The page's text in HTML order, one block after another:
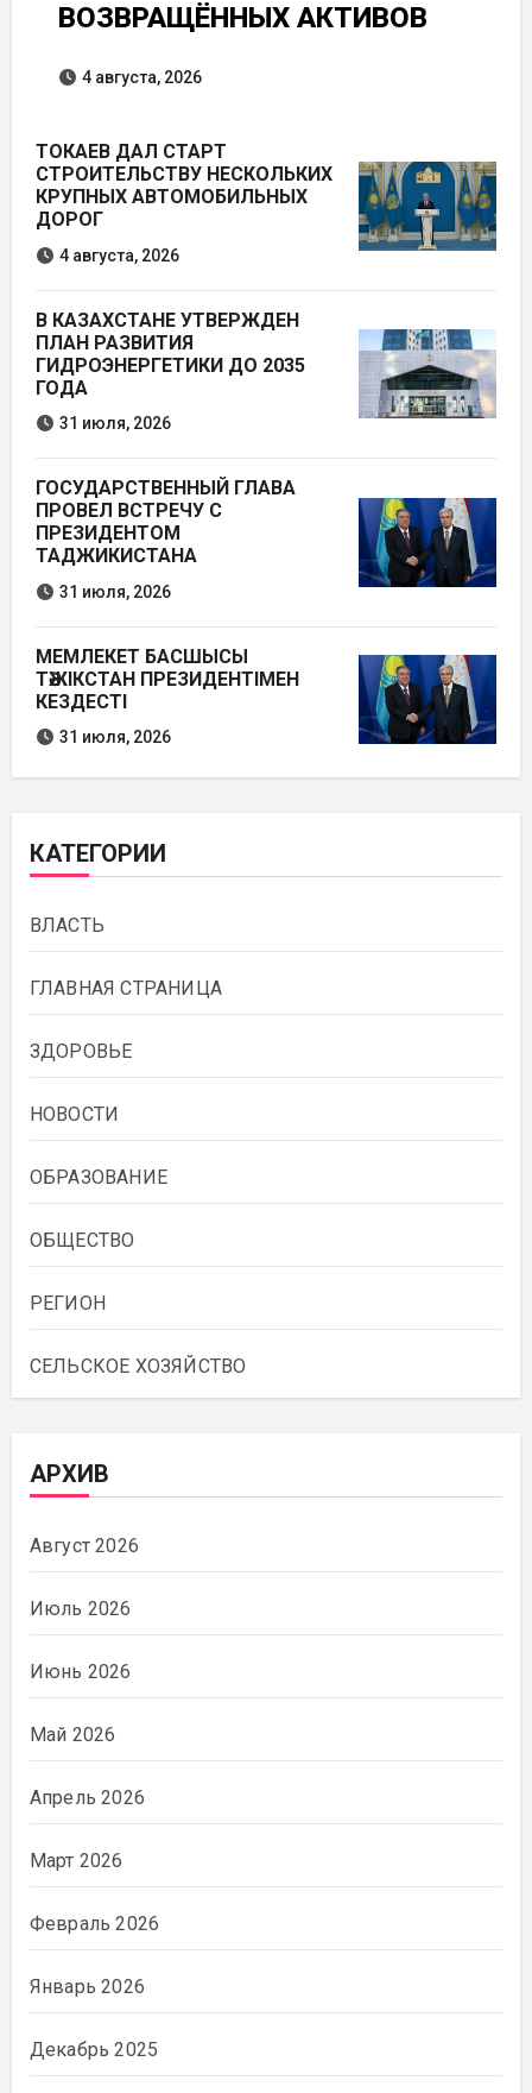
ВОЗВРАЩЁННЫХ АКТИВОВ
4 августа, 2026
ТОКАЕВ ДАЛ СТАРТ
СТРОИТЕЛЬСТВУ НЕСКОЛЬКИХ
КРУПНЫХ АВТОМОБИЛЬНЫХ
ДОРОГ
4 августа, 2026
В КАЗАХСТАНЕ УТВЕРЖДЕН
ПЛАН РАЗВИТИЯ
ГИДРОЭНЕРГЕТИКИ ДО 2035
ГОДА
31 июля, 2026
ГОСУДАРСТВЕННЫЙ ГЛАВА
ПРОВЕЛ ВСТРЕЧУ С
ПРЕЗИДЕНТОМ
ТАДЖИКИСТАНА
31 июля, 2026
МЕМЛЕКЕТ БАСШЫСЫ
ТӘЖІКСТАН ПРЕЗИДЕНТІМЕН
КЕЗДЕСТІ
31 июля, 2026
КАТЕГОРИИ
ВЛАСТЬ
ГЛАВНАЯ СТРАНИЦА
ЗДОРОВЬЕ
НОВОСТИ
ОБРАЗОВАНИЕ
ОБЩЕСТВО
РЕГИОН
СЕЛЬСКОЕ ХОЗЯЙСТВО
АРХИВ
Август 2026
Июль 2026
Июнь 2026
Май 2026
Апрель 2026
Март 2026
Февраль 2026
Январь 2026
Декабрь 2025